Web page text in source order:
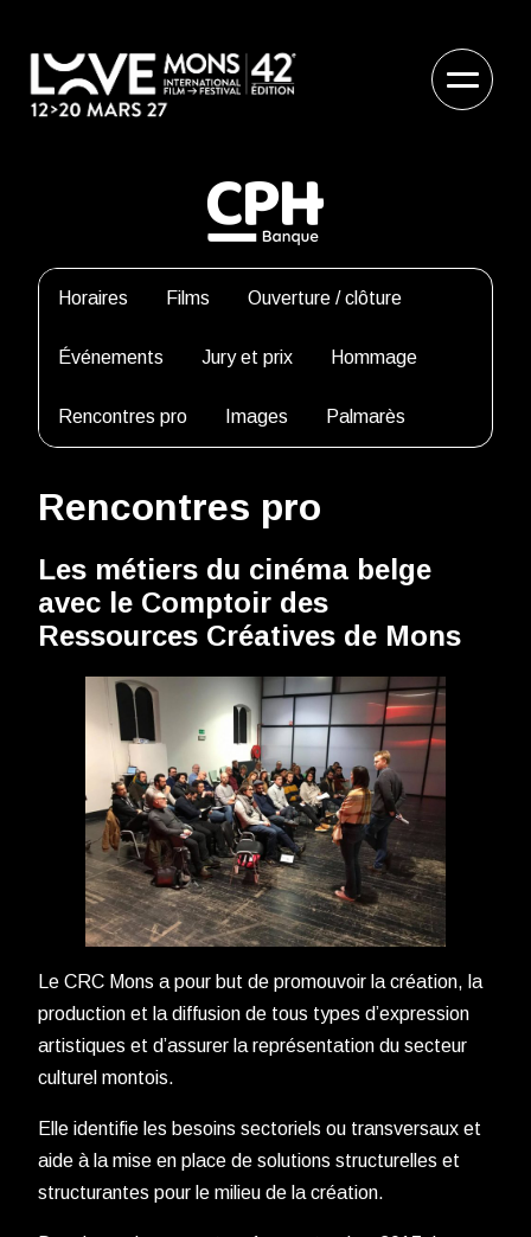
Horaires Films Ouverture / clôture
Événements Jury et prix Hommage
Rencontres pro Images Palmarès
Rencontres pro
Les métiers du cinéma belge
avec le Comptoir des
Ressources Créatives de Mons
Le CRC Mons a pour but de promouvoir la création, la
production et la diffusion de tous types d’expression
artistiques et d’assurer la représentation du secteur
culturel montois.
Elle identifie les besoins sectoriels ou transversaux et
aide à la mise en place de solutions structurelles et
structurantes pour le milieu de la création.